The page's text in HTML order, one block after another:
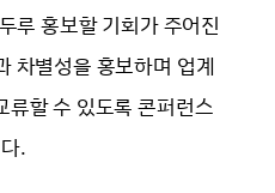
루 홍보할 기회가 주어진
차별성을 홍보하며 업계
류할 수 있도록 콘퍼런스
.